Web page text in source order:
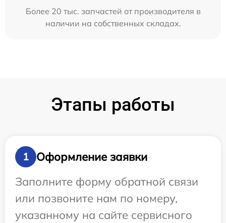
Более 20 тыс. запчастей от производителя в
наличии на собственных складах.
Этапы работы
1
Оформление заявки
Заполните форму обратной связи
или позвоните нам по номеру,
указанному на сайте сервисного